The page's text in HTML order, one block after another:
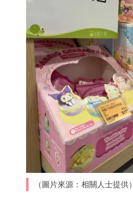
（圖片來源：相關人士提供）